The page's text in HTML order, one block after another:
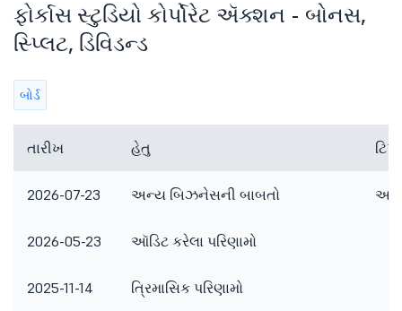
ફોર્કાસ સ્ટુડિયો કોર્પોરેટ ઍક્શન - બોનસ,
સ્પ્લિટ, ડિવિડન્ડ
બોર્ડ
તારીખ હેતુ
2026-07-23 અન્ય બિઝનેસની બાબતો
2026-05-23 ઑડિટ કરેલા પરિણામો
2025-11-14 ત્રિમાસિક પરિણામો